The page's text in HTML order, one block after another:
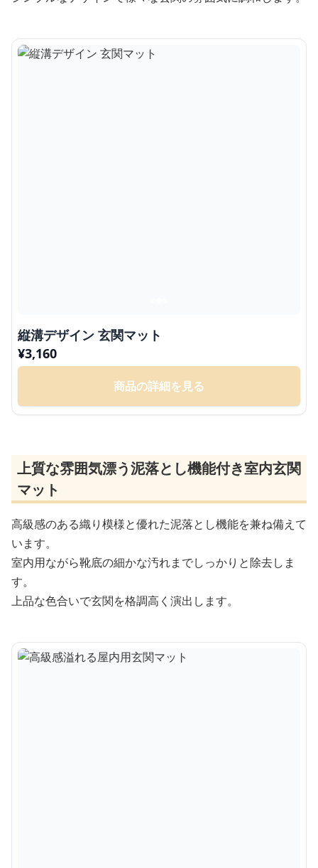
縦溝デザイン 玄関マット
¥3,160
商品の詳細を見る
上質な雰囲気漂う泥落とし機能付き室内玄関
マット
高級感のある織り模様と優れた泥落とし機能を兼ね備えて
います。
室内用ながら靴底の細かな汚れまでしっかりと除去しま
す。
上品な色合いで玄関を格調高く演出します。